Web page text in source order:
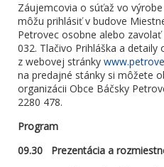
Záujemcovia o súťaž vo
môžu prihlásiť v budove
Petrovec osobne alebo
032. Tlačivo Prihláška a
z webovej stránky
na predajné stánky si môžete
organizácii Obce Báčsky
2280 478.
Program
09.30 Prezentácia a